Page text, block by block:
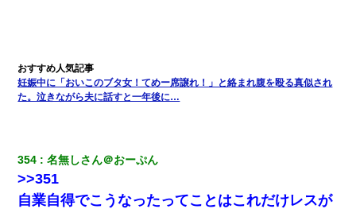
妊娠中に「おいこのブタ女！てめー席譲れ！」と絡まれ腹を殴る真似され
た。泣きながら夫に話すと一年後に…
354 名無しさん＠おーぷん
>>351
自業自得でこうなったってことはこれだけレスが